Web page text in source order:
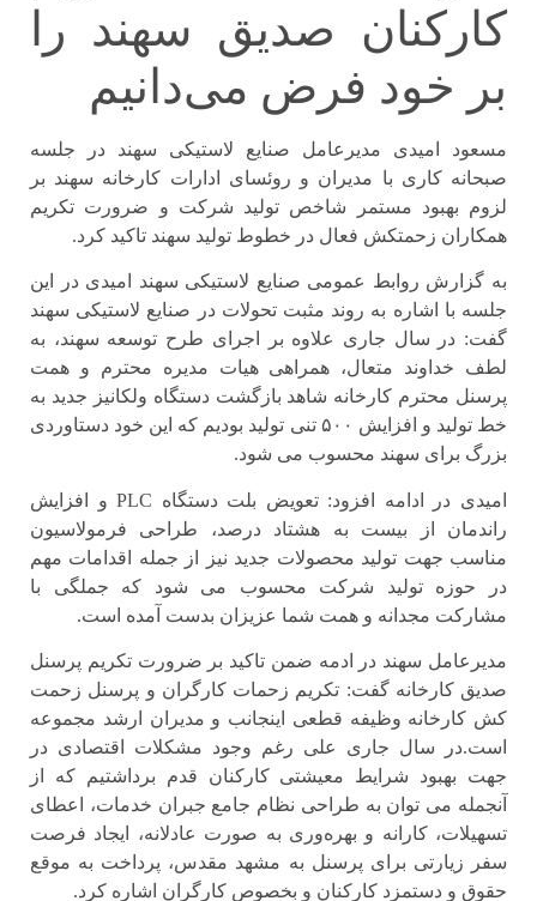
کارکنان صدیق سهند را
بر خود فرض می‌دانیم
مسعود امیدی مدیرعامل صنایع لاستیکی سهند در جلسه
صبحانه کاری با مدیران و روئسای ادارات کارخانه سهند بر
لزوم بهبود مستمر شاخص تولید شرکت و ضرورت تکریم
همکاران زحمتکش فعال در خطوط تولید سهند تاکید کرد.
به گزارش روابط عمومی صنایع لاستیکی سهند امیدی در این
جلسه با اشاره به روند مثبت تحولات در صنایع لاستیکی سهند
گفت: در سال جاری علاوه بر اجرای طرح توسعه سهند، به
لطف خداوند متعال، همراهی هیات مدیره محترم و همت
پرسنل محترم کارخانه شاهد بازگشت دستگاه ولکانیز جدید به
خط تولید و افزایش ۵۰۰ تنی تولید بودیم که این خود دستاوردی
بزرگ برای سهند محسوب می شود.
امیدی در ادامه افزود: تعویض بلت دستگاه PLC و افزایش
راندمان از بیست به هشتاد درصد، طراحی فرمولاسیون
مناسب جهت تولید محصولات جدید نیز از جمله اقدامات مهم
در حوزه تولید شرکت محسوب می شود که جملگی با
مشارکت مجدانه و همت شما عزیزان بدست آمده است.
مدیرعامل سهند در ادمه ضمن تاکید بر ضرورت تکریم پرسنل
صدیق کارخانه گفت: تکریم زحمات کارگران و پرسنل زحمت
کش کارخانه وظیفه قطعی اینجانب و مدیران ارشد مجموعه
است.در سال جاری علی رغم وجود مشکلات اقتصادی در
جهت بهبود شرایط معیشتی کارکنان قدم برداشتیم‌ که از
آنجمله می توان به طراحی نظام جامع جبران خدمات، اعطای
تسهیلات، کارانه و بهره‌وری به صورت عادلانه، ایجاد فرصت
سفر زیارتی برای پرسنل به مشهد مقدس، پرداخت به موقع
حقوق و دستمزد کارکنان و بخصوص کارگران اشاره کرد.